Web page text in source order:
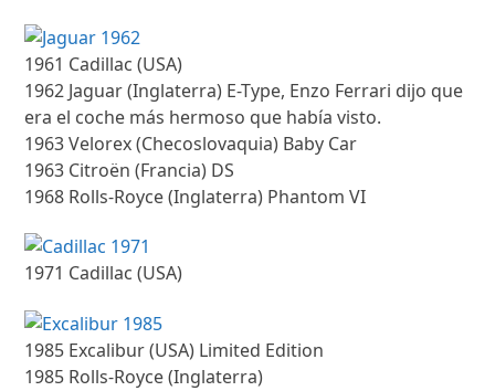
1961 Cadillac (USA)
1962 Jaguar (Inglaterra) E-Type, Enzo Ferrari dijo que
era el coche más hermoso que había visto.
1963 Velorex (Checoslovaquia) Baby Car
1963 Citroën (Francia) DS
1968 Rolls-Royce (Inglaterra) Phantom VI
1971 Cadillac (USA)
1985 Excalibur (USA) Limited Edition
1985 Rolls-Royce (Inglaterra)